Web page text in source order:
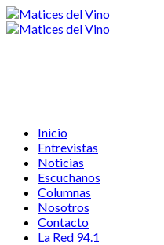
Inicio
Entrevistas
Noticias
Escuchanos
Columnas
Nosotros
Contacto
La Red 94.1